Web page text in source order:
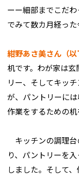
ーー細部までこだ
でみて数カ月経っ
紺野あさ美さん（以
机です。わが家は
リー、そしてキッ
が、パントリーに
作業をするための
キッチンの調理
り、パントリーを
しました。そして